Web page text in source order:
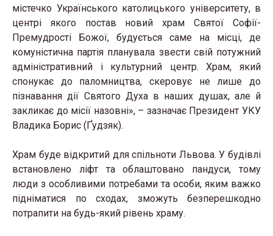
містечко Українського католицького університету, в
центрі якого постав новий храм Святої Софії-
Премудрості Божої, будується саме на місці, де
комуністична партія планувала звести свій потужний
адміністративний і культурний центр. Храм, який
спонукає до паломництва, скеровує не лише до
пізнавання дії Святого Духа в наших душах, але й
закликає до місії назовні», – зазначає Президент УКУ
Владика Борис (Ґудзяк).
Храм буде відкритий для спільноти Львова. У будівлі
встановлено ліфт та облаштовано пандуси, тому
люди з особливими потребами та особи, яким важко
підніматися по сходах, зможуть безперешкодно
потрапити на будь-який рівень храму.